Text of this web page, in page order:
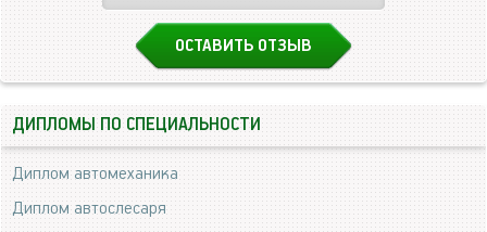
ОСТАВИТЬ ОТЗЫВ
ДИПЛОМЫ ПО СПЕЦИАЛЬНОСТИ
Диплом автомеханика
Диплом автослесаря